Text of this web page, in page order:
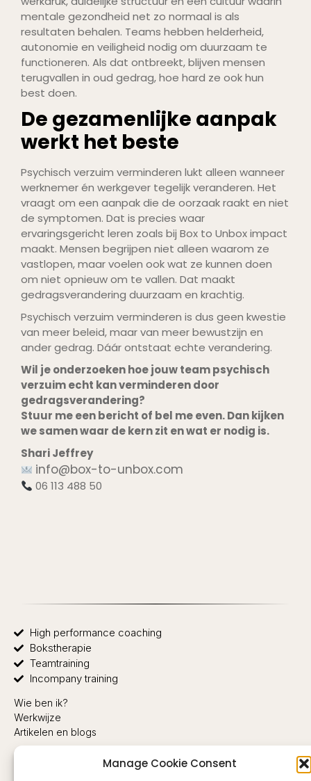
Manage Cookie Consent
mentale gezondheid net zo normaal is als
resultaten behalen. Teams hebben helderheid,
autonomie en veiligheid nodig om duurzaam te
functioneren. Als dat ontbreekt, blijven mensen
terugvallen in oud gedrag, hoe hard ze ook hun
best doen.
De gezamenlijke aanpak
werkt het beste
Psychisch verzuim verminderen lukt alleen wanneer
werknemer én werkgever tegelijk veranderen. Het
vraagt om een aanpak die de oorzaak raakt en niet
de symptomen. Dat is precies waar
ervaringsgericht leren zoals bij Box to Unbox impact
maakt. Mensen begrijpen niet alleen waarom ze
vastlopen, maar voelen ook wat ze kunnen doen
om niet opnieuw om te vallen. Dat maakt
gedragsverandering duurzaam en krachtig.
Psychisch verzuim verminderen is dus geen kwestie
van meer beleid, maar van meer bewustzijn en
ander gedrag. Dáár ontstaat echte verandering.
Wil je onderzoeken hoe jouw team psychisch
verzuim echt kan verminderen door
gedragsverandering?
Stuur me een bericht of bel me even. Dan kijken
we samen waar de kern zit en wat er nodig is.
Shari Jeffrey
info@box-to-unbox.com
06 113 488 50
High performance coaching
Bokstherapie
Teamtraining
Incompany training
Wie ben ik?
Werkwijze
Artikelen en blogs
Privacy
Algemene Voorwaarden